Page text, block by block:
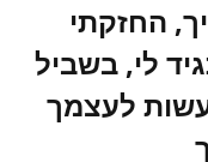
החזקתי
לי, בשביל
לעצמך